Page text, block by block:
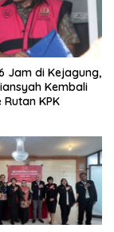
Jam di Kejagung,
Kembali
KPK